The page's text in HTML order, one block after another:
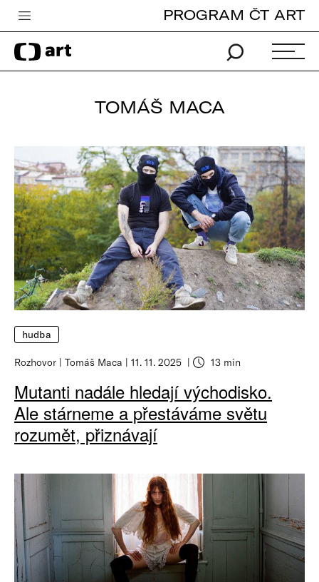
Česká televize
Zpravodajství
Pro děti
edu
Vše o ČT
PROGRAM ČT ART
TOMÁŠ MACA
hudba
Rozhovor Tomáš Maca 11. 11. 2025 13 min
Mutanti nadále hledají východisko.
Ale stárneme a přestáváme světu
rozumět, přiznávají